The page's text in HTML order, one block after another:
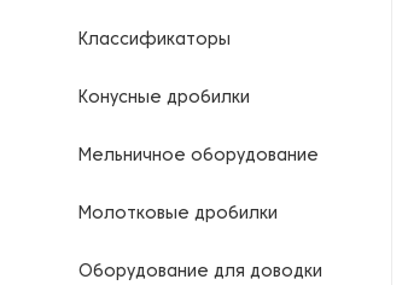
Классификаторы
Конусные дробилки
Мельничное оборудование
Молотковые дробилки
Оборудование для доводки